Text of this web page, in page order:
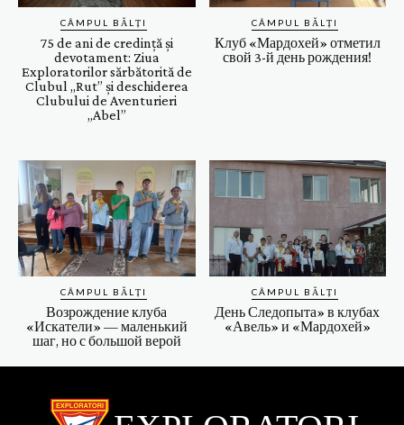
CÂMPUL BĂLȚI
75 de ani de credință și
devotament: Ziua
Exploratorilor sărbătorită de
Clubul ,,Rut” și deschiderea
Clubului de Aventurieri
„Abel”
CÂMPUL BĂLȚI
Клуб «Мардохей» отметил
свой 3-й день рождения!
CÂMPUL BĂLȚI
Возрождение клуба
«Искатели» — маленький
шаг, но с большой верой
CÂMPUL BĂLȚI
День Следопыта» в клубах
«Авель» и «Мардохей»